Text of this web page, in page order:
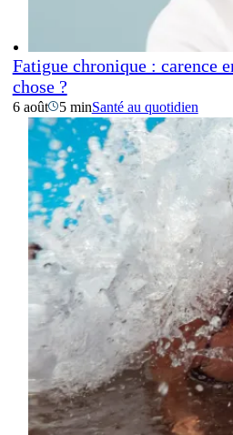
Fatigue chronique : carence
chose ?
6 août 5 minSanté au quotidien